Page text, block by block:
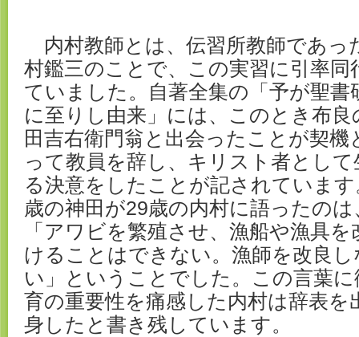
内村教師とは、伝習所教師であっ
村鑑三のことで、この実習に引率同
ていました。自著全集の「予が聖書
に至りし由来」には、このとき布良
田吉右衛門翁と出会ったことが契機
って教員を辞し、キリスト者として
る決意をしたことが記されています
歳の神田が29歳の内村に語ったのは
「アワビを繁殖させ、漁船や漁具
けることはできない。漁師を改良
い」ということでした。この言葉
育の重要性を痛感した内村は辞表を
身したと書き残しています。